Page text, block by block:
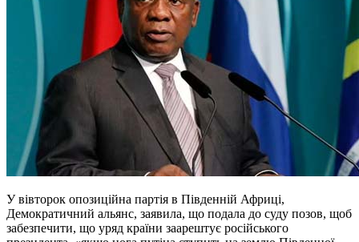
У вівторок опозиційна партія в Південній Африці,
Демократичний альянс, заявила, що подала до суду позов, щоб
забезпечити, що уряд країни заарештує російського